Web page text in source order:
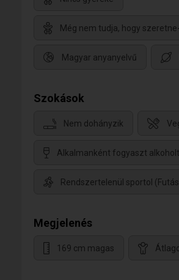
Még nem tudja, hogy
Magyar anyanyelvű
Szokások
Nem dohányzik
Alkalmanként fogyaszt alkoholt
Rendszertelenül sportol
Megjelenés
169 cm magas